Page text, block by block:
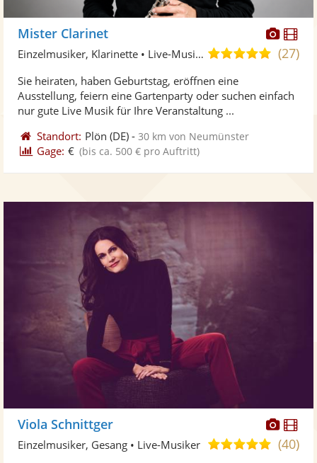
Mister Clarinet
4,9
5
(27)
Einzelmusiker, Klarinette • Live-Musiker
Sie heiraten, haben Geburtstag, eröffnen eine
Ausstellung, feiern eine Gartenparty oder suchen einfach
nur gute Live Musik für Ihre Veranstaltung ...
Standort: Plön (DE) -30 km von Neumünster
Gage: € (bis ca. 500 € pro Auftritt)
Viola Schnittger
5,0(40)
Einzelmusiker, Gesang • Live-Musiker